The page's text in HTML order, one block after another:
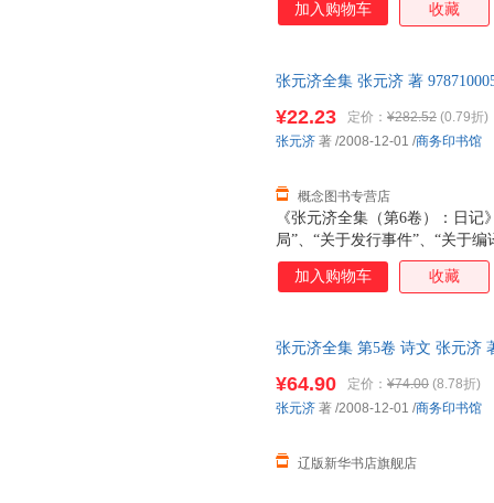
加入购物车 收藏
张元济全集 张元济 著
《张元济全集（第6卷）：日记
局”、“关于发行事件”、“关于
件”、“关于印刷事件”、“关于
馆”、“发行”、“编译”、“职员”
《张元济全集》第六、七卷收
月至10月的赴会日记。 商务印
式，每天一页，每页除月、日
¥22.23 定价： ¥282.52 (0.79折)
概念图书专营店
张元济 著 /2008-12-01 /商务印书馆
加入购物车 收藏
张元济全集 第5卷 诗文 张元济
¥64.90 定价： ¥74.00 (8.78折)
辽版新华书店旗舰店
张元济 著 /2008-12-01 /商务印书馆